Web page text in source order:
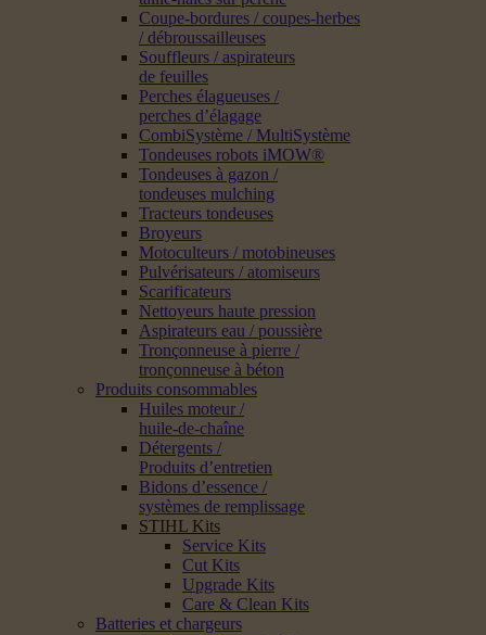
Coupe-bordures / coupes-herbes
/ débroussailleuses
Souffleurs / aspirateurs
de feuilles
Perches élagueuses /
perches d’élagage
CombiSystème / MultiSystème
Tondeuses robots iMOW®
Tondeuses à gazon /
tondeuses mulching
Tracteurs tondeuses
Broyeurs
Motoculteurs / motobineuses
Pulvérisateurs / atomiseurs
Scarificateurs
Nettoyeurs haute pression
Aspirateurs eau / poussière
Tronçonneuse à pierre /
tronçonneuse à béton
Produits consommables
Huiles moteur /
huile-de-chaîne
Détergents /
Produits d’entretien
Bidons d’essence /
systèmes de remplissage
STIHL Kits
Service Kits
Cut Kits
Upgrade Kits
Care & Clean Kits
Batteries et chargeurs